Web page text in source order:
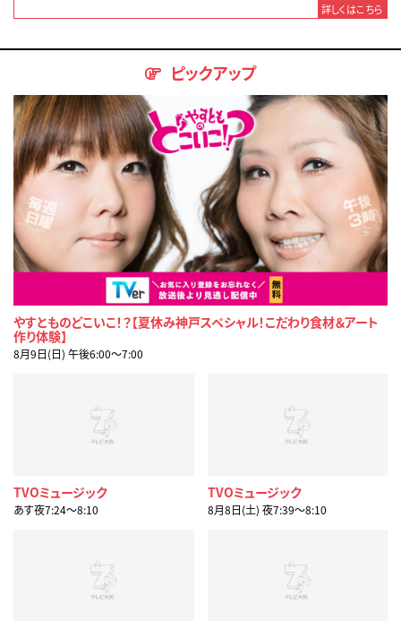
詳しくはこちら
ピックアップ
やすとものどこいこ！？【夏休み神戸スペシャル！こだわり食材＆アート
作り体験】
8月9日(日) 午後6:00〜7:00
TVOミュージック
あす夜7:24〜8:10
TVOミュージック
8月8日(土) 夜7:39〜8:10